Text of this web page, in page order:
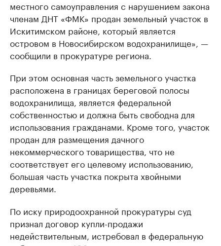
местного самоуправления с нарушением закона
членам ДНТ «ФМК» продан земельный участок в
Искитимском районе, который является
островом в Новосибирском водохранилище», —
сообщили в прокуратуре региона.
При этом основная часть земельного участка
расположена в границах береговой полосы
водохранилища, является федеральной
собственностью и должна быть свободна для
использования гражданами. Кроме того, участок
продан для размещения дачного
некоммерческого товарищества, что не
соответствует его целевому использованию,
большая часть участка покрыта хвойными
деревьями.
По иску природоохранной прокуратуры суд
признал договор купли-продажи
недействительным, истребовал в федеральную